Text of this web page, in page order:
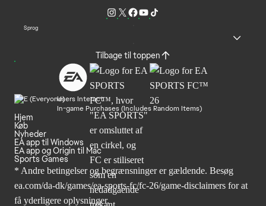
Sprog
Tilbage til toppen
Users Interact
In-game Purchases (Includes Random Items)
Hjem
Køb
Nyheder
EA app til Windows
EA app og Origin til Mac
Sports Games
* Andre betingelser og begrænsninger er gældende. Besøg
ea.com/da-dk/games/ea-sports-fc/fc-26/game-disclaimers for at
få yderligere oplysninger.